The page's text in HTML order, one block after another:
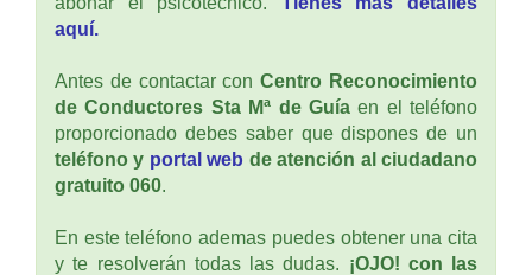
aquí.
Antes de contactar conCentro Reconocimiento
de Conductores Sta Mª de Guíaen el teléfono
proporcionado debes saber que dispones de un
teléfono y portal web de atención al ciudadano
gratuito 060.
En este teléfono ademas puedes obtener una cita
y te resolverán todas las dudas. ¡OJO! con las